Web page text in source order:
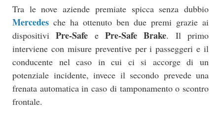
Tra le nove aziende premiate spicca senza dubbio
Mercedes che ha ottenuto ben due premi grazie ai
dispositiviPre-Safe ePre-Safe Brake. Il primo
interviene con misure preventive per i passeggeri e il
conducente nel caso in cui ci si accorge di un
potenziale incidente, invece il secondo prevede una
frenata automatica in caso di tamponamento o scontro
frontale.